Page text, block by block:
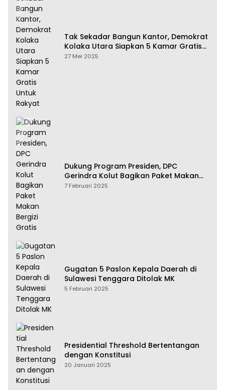
Tak Sekadar Bangun Kantor, Demokrat
Kolaka Utara Siapkan 5 Kamar Gratis
Untuk Rakyat
27 Mei 2025
Dukung Program Presiden, DPC
Gerindra Kolut Bagikan Paket Makan
Bergizi Gratis
7 Februari 2025
Gugatan 5 Paslon Kepala Daerah di
Sulawesi Tenggara Ditolak MK
5 Februari 2025
Presidential Threshold Bertentangan
dengan Konstitusi
20 Januari 2025